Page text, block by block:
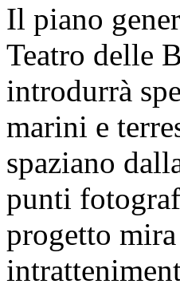
Il piano
Teatro delle
introdurrà
marini e
spaziano
punti
progetto